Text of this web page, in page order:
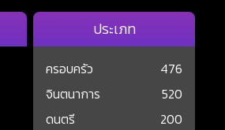
ประเภท
ครอบครัว
476
จินตนาการ
520
ดนตรี
200